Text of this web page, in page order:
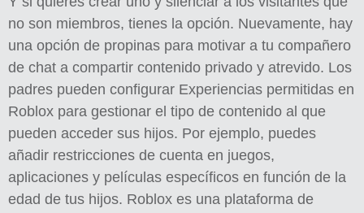
no son miembros, tienes la opción. Nuevamente, hay
una opción de propinas para motivar a tu compañero
de chat a compartir contenido privado y atrevido. Los
padres pueden configurar Experiencias permitidas‍ en
Roblox para gestionar el tipo de contenido al que
pueden acceder sus hijos. Por ejemplo, puedes
añadir restricciones de cuenta en juegos,
aplicaciones y películas específicos en función de la
edad de tus hijos. Roblox es una plataforma de